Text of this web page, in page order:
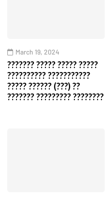
March 19, 2024
??????? ????? ????? ?????
?????????? ???????????
????? ?????? (???) ??
??????? ????????? ????????